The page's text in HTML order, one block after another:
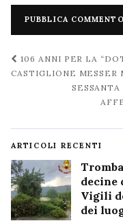
Navigazione
post
106 ANNI PER LA
CASTIGLIONE MESSER
ARTICOLI RECENTI
decine
Vigili
dei